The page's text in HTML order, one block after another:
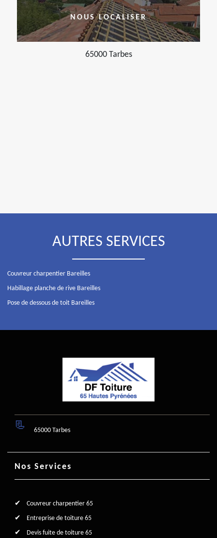
NOUS LOCALISER
65000 Tarbes
AUTRES SERVICES
Couvreur charpentier Bareilles
Habillage planche de rive Bareilles
Pose de dessous de toit Bareilles
65000 Tarbes
Nos Services
Couvreur charpentier 65
Entreprise de toiture 65
Devis fuite de toiture 65